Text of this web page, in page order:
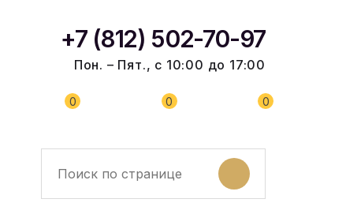
+7 (812) 502-70-97
Пон. – Пят., с 10:00 до 17:00
0 0 0